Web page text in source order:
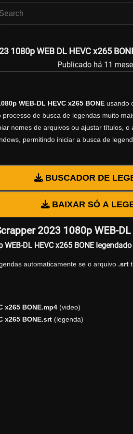
1080p WEB DL HEVC x265
Publicado há 11
WEB-DL HEVC x265 BONE usando
de busca de legendas muito
nomes de arquivos ou ajustar títulos,
permitindo iniciar a busca de
BUSCADOR DE
BAIXAR SÓ A
2023 1080p WEB-DL
DL HEVC x265 BONE legendado
automaticamente se o arquivo .srt
x265 BONE.mp4(video)
x265 BONE.srt(legenda)